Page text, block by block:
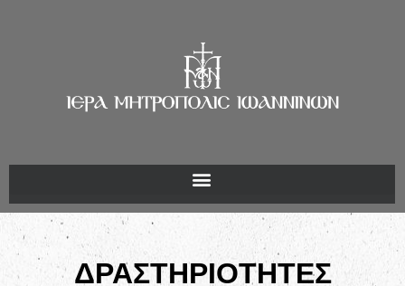
ΔΡΑΣΤΗΡΙΟΤΗΤΕΣ